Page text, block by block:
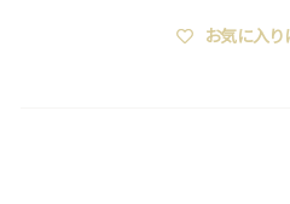
お気に入